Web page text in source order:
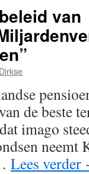
van
de beste
imago
neemt
Lees verder